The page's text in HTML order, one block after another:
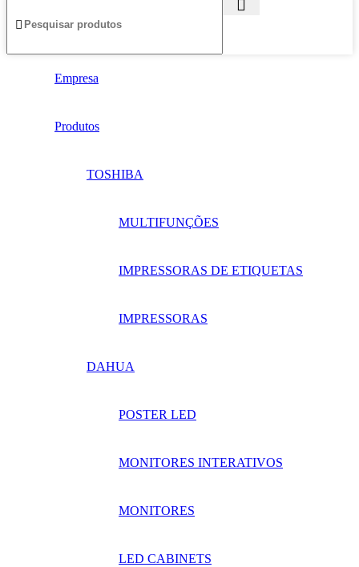
Empresa
Produtos
TOSHIBA
MULTIFUNÇÕES
IMPRESSORAS DE ETIQUETAS
IMPRESSORAS
DAHUA
POSTER LED
MONITORES INTERATIVOS
MONITORES
LED CABINETS